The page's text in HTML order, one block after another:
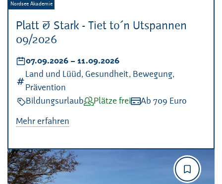
Platt & Stark - Tiet to´n Utspannen
09/2026
Veranstalter:
Nordsee Akademie
Datum:
07.09.2026 – bis
11.09.2026
Kategorien:
Land und Lüüd, Gesundheit, Bewegung,
Prävention
Veranstaltungsart:
BildungsurlaubVerfügbarkeit:
Plätze freiKosten:
Ab 709 Euro
Mehr erfahren